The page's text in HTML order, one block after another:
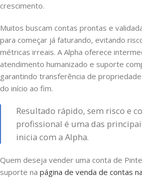
crescimento.
Muitos buscam contas prontas e
para começar já faturando, evitando
métricas irreais. A Alpha oferece
atendimento humanizado e suporte
garantindo transferência de
do início ao fim.
Resultado rápido, sem risco e
profissional é uma das
inicia com a Alpha.
Quem deseja vender uma conta de
suporte na página de venda de contas